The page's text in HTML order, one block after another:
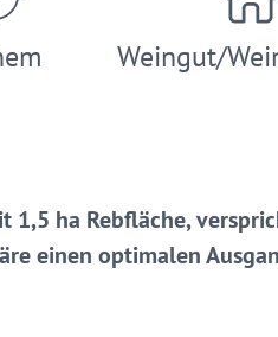
Weingut/
1,5 ha Rebfläche,
einen optimalen